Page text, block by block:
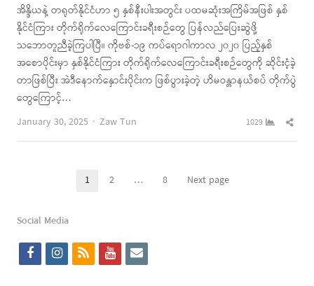
အိန္ဒိယနဲ့ တရုတ်နိုင်ငံဟာ ၅ နှစ်နီးပါးအတွင်း ပထမဆုံးအကြိမ်အဖြစ် နှစ်
နိုင်ငံကြား တိုက်ရိုက်လေကြောင်းခရီးစဉ်တွေ ပြန်လည်ပြေးဆွဲဖို့
သဘောတူညီခဲ့ကြပါပြီ။ ကိုဗစ်-၁၉ ကပ်ရောဂါကာလ ၂၀၂၀ ပြည့်နှစ်
အစောပိုင်းမှာ နှစ်နိုင်ငံကြား တိုက်ရိုက်လေကြောင်းခရီးစဉ်တွေကို ဆိုင်းငံ့ခဲ့
တာဖြစ်ပြီး အဲဒီနောက်နှောင်းပိုင်းက ဖြစ်ပွားခဲ့တဲ့ ဟိမဝန္တာနယ်စပ် တိုက်ပွဲ
တွေကြောင့်…
January 30, 2025
Author
Zaw Tun 1029
Page
1 Page
2 … Page
8 Next page
Social Media
f
i
r
y
e